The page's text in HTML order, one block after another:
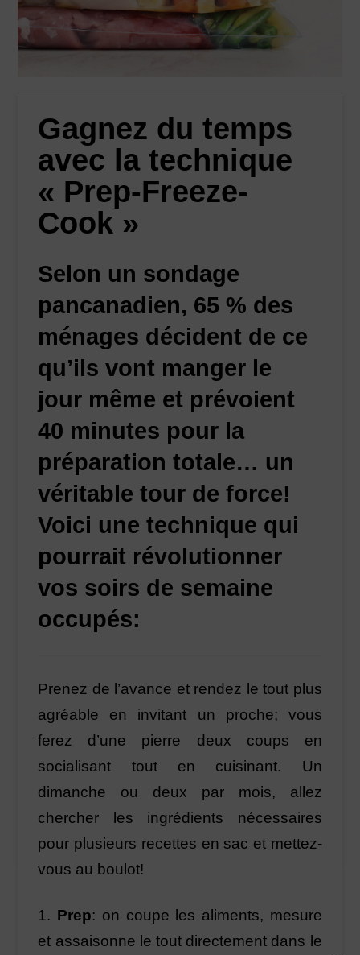
Gagnez du temps
avec la technique
« Prep-Freeze-
Cook »
Selon un sondage
pancanadien, 65 % des
ménages décident de ce
qu’ils vont manger le
jour même et prévoient
40 minutes pour la
préparation totale… un
véritable tour de force!
Voici une technique qui
pourrait révolutionner
vos soirs de semaine
occupés:
Prenez de l’avance et rendez le tout plus
agréable en invitant un proche; vous
ferez d’une pierre deux coups en
socialisant tout en cuisinant. Un
dimanche ou deux par mois, allez
chercher les ingrédients nécessaires
pour plusieurs recettes en sac et mettez-
vous au boulot!
1. Prep: on coupe les aliments, mesure
et assaisonne le tout directement dans le